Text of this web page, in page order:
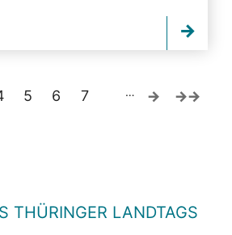
5 6 7 …
THÜRINGER LANDTAGS